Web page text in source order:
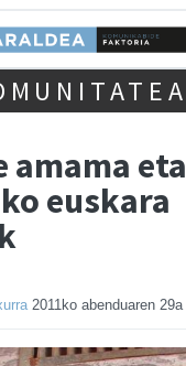
amama eta
euskara
2011ko abenduaren 29a